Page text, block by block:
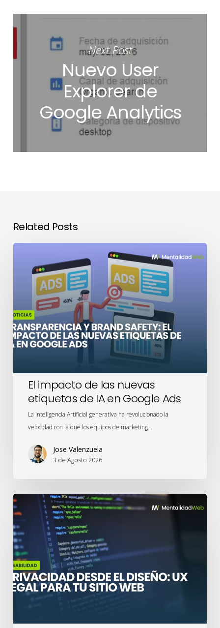
Next Post
Nuevo User
Explorer de
Google Analytics
Related Posts
nuevas
etiquetas
de
IA
en
Ads
El impacto de las nuevas
etiquetas de IA en Google Ads
La Inteligencia Artificial generativa ha revolucionado la
velocidad con la que los equipos de marketing…
Jose Valenzuela
3 de Agosto 2026
Privacidad
desde
el
Diseño:
UX
legal
para
tu